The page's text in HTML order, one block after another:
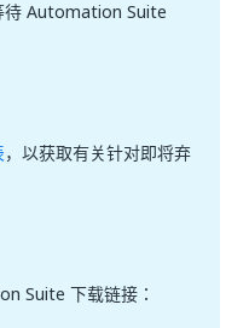
待 Automation Suite
，以获取有关针对即将弃
Suite 下载链接：